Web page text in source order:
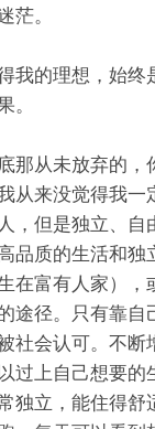
茫。
我的理想，始终
。
那从未放弃的，
从来没觉得我一
，但是独立、自
品质的生活和独
在富有人家），
途径。只有靠自
社会认可。不断
过上自己想要的
独立，能住得舒